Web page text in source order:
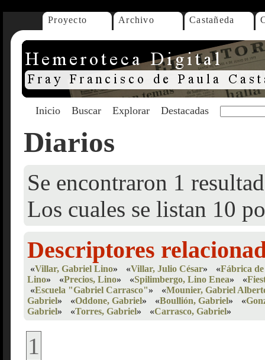
Proyecto Archivo Castañeda
Inicio Buscar Explorar Destacadas
Diarios
Se encontraron 1
Los cuales se listan 10
Descriptores
«Villar, Gabriel Lino» «Villar, Julio César» «Fábrica
Lino» «Precios, Lino» «Spilimbergo, Lino Enea» «
«Escuela "Gabriel Carrasco"» «Mounier, Gabriel
Gabriel» «Oddone, Gabriel» «Boullión, Gabriel» «
Gabriel» «Torres, Gabriel» «Carrasco, Gabriel»
1